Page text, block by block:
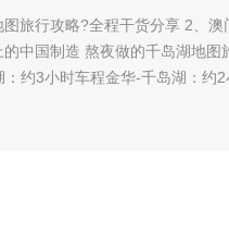
澳门风云2中游艇大战女杀手是谁 3、游艇是受到
约3小时车程金华-千岛湖：约